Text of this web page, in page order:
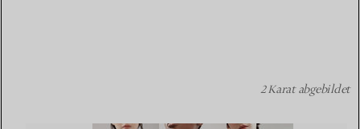
Tiffany Forever:Verlobungsring im Cushion-Schliff mit
2 Karat abgebildet